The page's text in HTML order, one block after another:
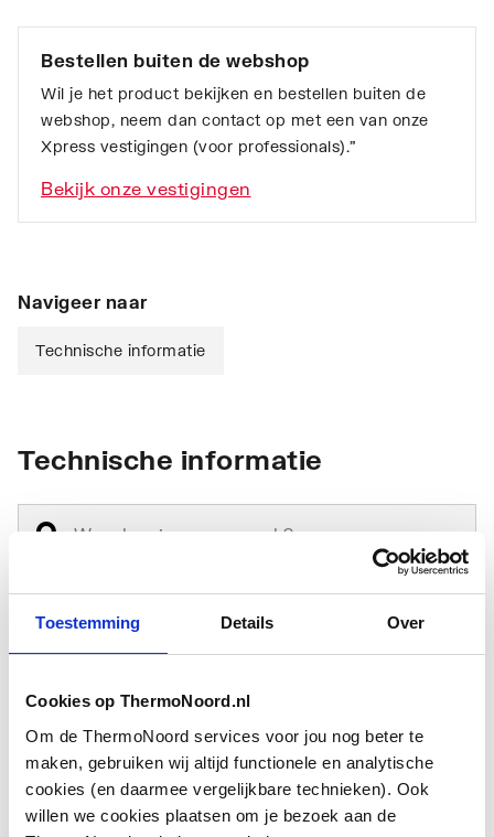
Toestemming Details Over
Cookies op ThermoNoord.nl
Om de ThermoNoord services voor jou nog beter te
maken, gebruiken wij altijd functionele en analytische
cookies (en daarmee vergelijkbare technieken). Ook
willen we cookies plaatsen om je bezoek aan de
Bestellen buiten de webshop
Wil je het product bekijken en bestellen buiten de
webshop, neem dan contact op met een van onze
Xpress vestigingen (voor professionals).”
Bekijk onze vestigingen
Navigeer naar
Technische informatie
Technische informatie
Antikalkbehandeling Ja
Geschikt voor montage
op douchebak
Ja
Geschikt voor montage
op tegelvloer
Ja